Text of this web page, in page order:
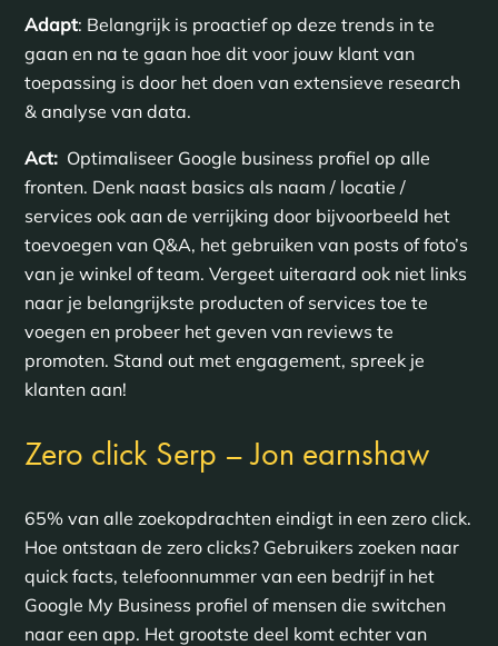
Adapt: Belangrijk is proactief op deze trends in te
gaan en na te gaan hoe dit voor jouw klant van
toepassing is door het doen van extensieve research
& analyse van data.
Act: Optimaliseer Google business profiel op alle
fronten. Denk naast basics als naam / locatie /
services ook aan de verrijking door bijvoorbeeld het
toevoegen van Q&A, het gebruiken van posts of foto’s
van je winkel of team. Vergeet uiteraard ook niet links
naar je belangrijkste producten of services toe te
voegen en probeer het geven van reviews te
promoten. Stand out met engagement, spreek je
klanten aan!
Zero click Serp – Jon earnshaw
65% van alle zoekopdrachten eindigt in een zero click.
Hoe ontstaan de zero clicks? Gebruikers zoeken naar
quick facts, telefoonnummer van een bedrijf in het
Google My Business profiel of mensen die switchen
naar een app. Het grootste deel komt echter van